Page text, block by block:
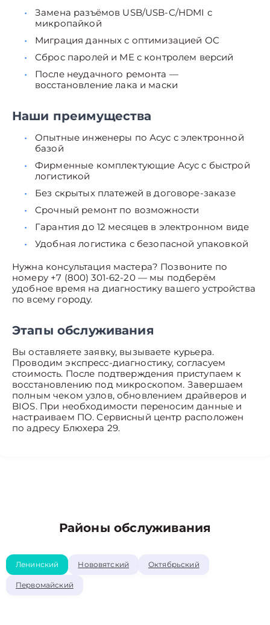
Замена разъёмов USB/USB-C/HDMI с
микропайкой
Миграция данных с оптимизацией ОС
Сброс паролей и ME с контролем версий
После неудачного ремонта —
восстановление лака и маски
Наши преимущества
Опытные инженеры по Асус с электронной
базой
Фирменные комплектующие Асус с быстрой
логистикой
Без скрытых платежей в договоре-заказе
Срочный ремонт по возможности
Гарантия до 12 месяцев в электронном виде
Удобная логистика с безопасной упаковкой
Нужна консультация мастера? Позвоните по
номеру +7 (800) 301-62-20 — мы подберём
удобное время на диагностику вашего устройства
по всему городу.
Этапы обслуживания
Вы оставляете заявку, вызываете курьера.
Проводим экспресс-диагностику, согласуем
стоимость. После подтверждения приступаем к
восстановлению под микроскопом. Завершаем
полным чеком узлов, обновлением драйверов и
BIOS. При необходимости переносим данные и
настраиваем ПО. Сервисный центр расположен
по адресу Блюхера 29.
Районы обслуживания
Ленинский Нововятский Октябрьский
Первомайский